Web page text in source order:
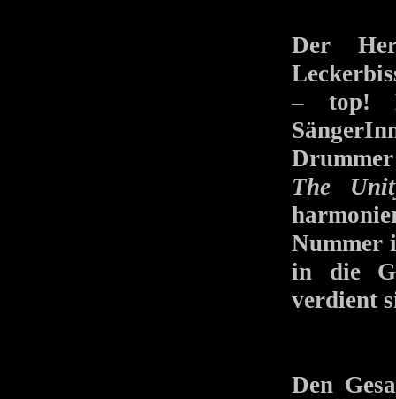
Der
– top!
The
Nummer
in die
verdient
Den